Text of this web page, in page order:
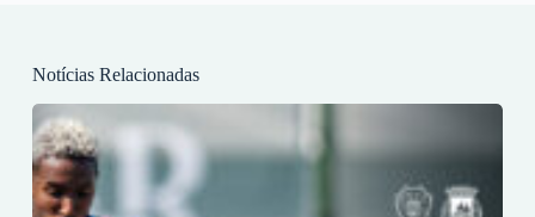
Notícias Relacionadas